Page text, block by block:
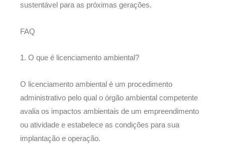
sustentável para as próximas gerações.
FAQ
1. O que é licenciamento ambiental?
O licenciamento ambiental é um procedimento
administrativo pelo qual o órgão ambiental competente
avalia os impactos ambientais de um empreendimento
ou atividade e estabelece as condições para sua
implantação e operação.